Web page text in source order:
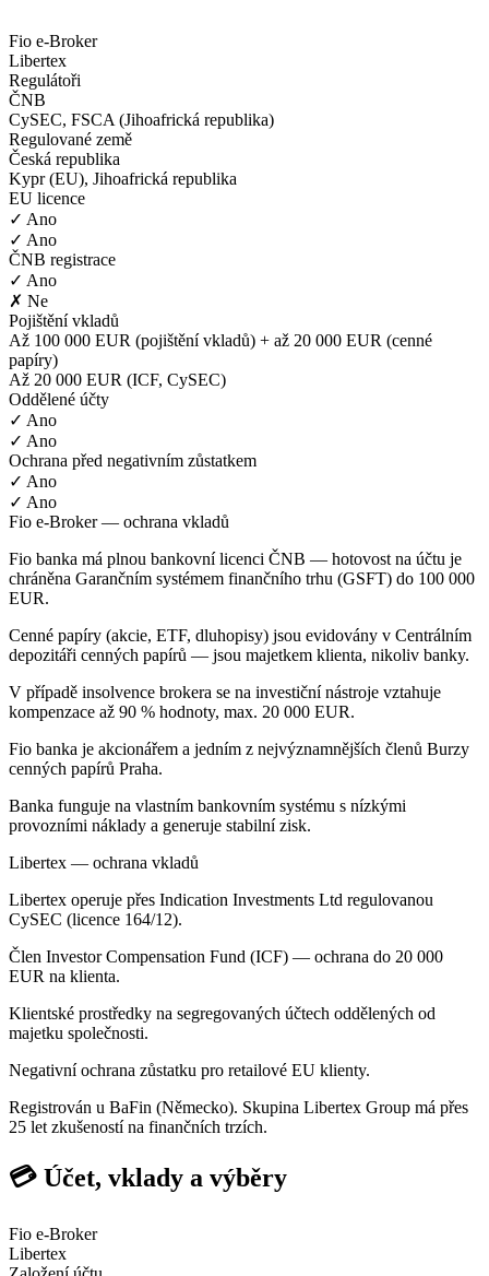
Fio e-Broker
Libertex
Regulátoři
ČNB
CySEC, FSCA (Jihoafrická republika)
Regulované země
Česká republika
Kypr (EU), Jihoafrická republika
EU licence
✓ Ano
✓ Ano
ČNB registrace
✓ Ano
✗ Ne
Pojištění vkladů
Až 100 000 EUR (pojištění vkladů) + až 20 000 EUR (cenné
papíry)
Až 20 000 EUR (ICF, CySEC)
Oddělené účty
✓ Ano
✓ Ano
Ochrana před negativním zůstatkem
✓ Ano
✓ Ano
Fio e-Broker — ochrana vkladů
Fio banka má plnou bankovní licenci ČNB — hotovost na účtu je
chráněna Garančním systémem finančního trhu (GSFT) do 100 000
EUR.
Cenné papíry (akcie, ETF, dluhopisy) jsou evidovány v Centrálním
depozitáři cenných papírů — jsou majetkem klienta, nikoliv banky.
V případě insolvence brokera se na investiční nástroje vztahuje
kompenzace až 90 % hodnoty, max. 20 000 EUR.
Fio banka je akcionářem a jedním z nejvýznamnějších členů Burzy
cenných papírů Praha.
Banka funguje na vlastním bankovním systému s nízkými
provozními náklady a generuje stabilní zisk.
Libertex — ochrana vkladů
Libertex operuje přes Indication Investments Ltd regulovanou
CySEC (licence 164/12).
Člen Investor Compensation Fund (ICF) — ochrana do 20 000
EUR na klienta.
Klientské prostředky na segregovaných účtech oddělených od
majetku společnosti.
Negativní ochrana zůstatku pro retailové EU klienty.
Registrován u BaFin (Německo). Skupina Libertex Group má přes
25 let zkušeností na finančních trzích.
💳 Účet, vklady a výběry
Fio e-Broker
Libertex